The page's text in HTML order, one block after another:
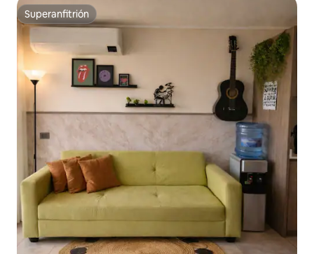
Superanfitrión
Superanfitrión